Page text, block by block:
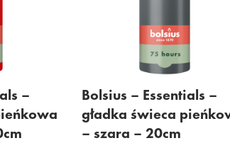
Bolsius – Essentials –
gładka świeca pieńkowa
– szara – 20cm